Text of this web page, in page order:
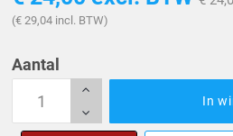
(€ 29,04 incl. BTW)
Aantal
In